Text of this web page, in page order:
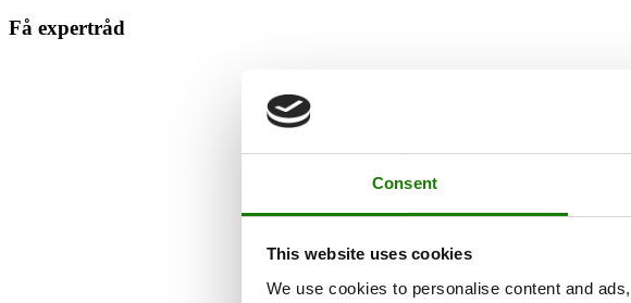
Consent
This website uses cookies
We use cookies to personalise content and
Få expertråd